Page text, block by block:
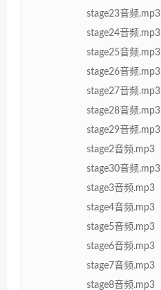
stage23音频.mp3
stage24音频.mp3
stage25音频.mp3
stage26音频.mp3
stage27音频.mp3
stage28音频.mp3
stage29音频.mp3
stage2音频.mp3
stage30音频.mp3
stage3音频.mp3
stage4音频.mp3
stage5音频.mp3
stage6音频.mp3
stage7音频.mp3
stage8音频.mp3